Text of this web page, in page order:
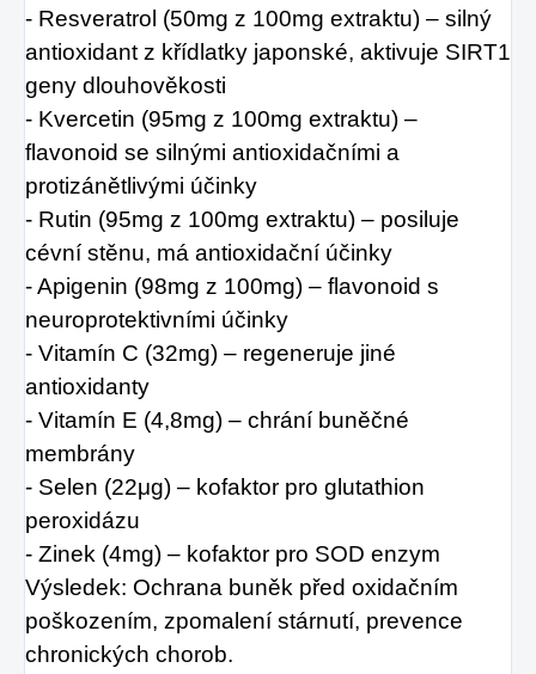
- Resveratrol (50mg z 100mg extraktu) – silný
antioxidant z křídlatky japonské, aktivuje SIRT1
geny dlouhověkosti
- Kvercetin (95mg z 100mg extraktu) –
flavonoid se silnými antioxidačními a
protizánětlivými účinky
- Rutin (95mg z 100mg extraktu) – posiluje
cévní stěnu, má antioxidační účinky
- Apigenin (98mg z 100mg) – flavonoid s
neuroprotektivními účinky
- Vitamín C (32mg) – regeneruje jiné
antioxidanty
- Vitamín E (4,8mg) – chrání buněčné
membrány
- Selen (22μg) – kofaktor pro glutathion
peroxidázu
- Zinek (4mg) – kofaktor pro SOD enzym
Výsledek: Ochrana buněk před oxidačním
poškozením, zpomalení stárnutí, prevence
chronických chorob.